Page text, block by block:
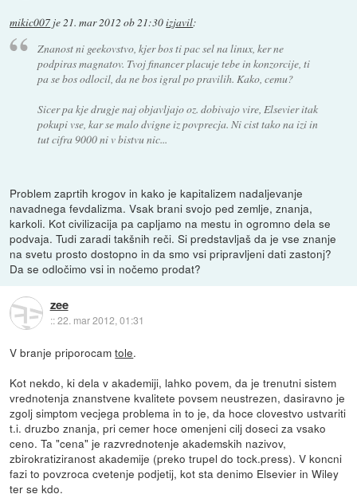
mikic007 je 21. mar 2012 ob 21:30izjavil:
Znanost ni geekovstvo, kjer bos ti pac sel na linux, ker ne
podpiras magnatov. Tvoj financer placuje tebe in konzorcije, ti
pa se bos odlocil, da ne bos igral po pravilih. Kako, cemu?
Sicer pa kje drugje naj objavljajo oz. dobivajo vire, Elsevier itak
pokupi vse, kar se malo dvigne iz povprecja. Ni cist tako na izi in
tut cifra 9000 ni v bistvu nic...
Problem zaprtih krogov in kako je kapitalizem nadaljevanje
navadnega fevdalizma. Vsak brani svojo ped zemlje, znanja,
karkoli. Kot civilizacija pa capljamo na mestu in ogromno dela se
podvaja. Tudi zaradi takšnih reči. Si predstavljaš da je vse znanje
na svetu prosto dostopno in da smo vsi pripravljeni dati zastonj?
Da se odločimo vsi in nočemo prodat?
zee
::22. mar 2012, 01:31
V branje priporocamtole.
Kot nekdo, ki dela v akademiji, lahko povem, da je trenutni sistem
vrednotenja znanstvene kvalitete povsem neustrezen, dasiravno je
zgolj simptom vecjega problema in to je, da hoce clovestvo ustvariti
t.i. druzbo znanja, pri cemer hoce omenjeni cilj doseci za vsako
ceno. Ta "cena" je razvrednotenje akademskih nazivov,
zbirokratiziranost akademije (preko trupel do tock.press). V koncni
fazi to povzroca cvetenje podjetij, kot sta denimo Elsevier in Wiley
ter se kdo.